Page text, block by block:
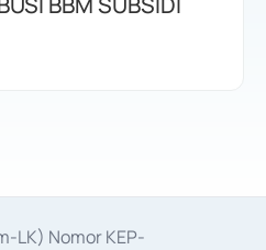
LK) Nomor KEP-